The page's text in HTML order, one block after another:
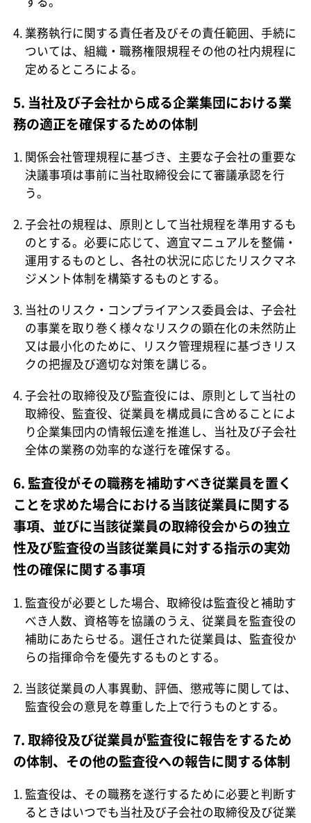
業務執行に関する責任者及びその責任範囲、手続に
ついては、組織・職務権限規程その他の社内規程に
定めるところによる。
5. 当社及び子会社から成る企業集団における業
務の適正を確保するための体制
関係会社管理規程に基づき、主要な子会社の重要な
決議事項は事前に当社取締役会にて審議承認を行
う。
子会社の規程は、原則として当社規程を準用するも
のとする。必要に応じて、適宜マニュアルを整備・
運用するものとし、各社の状況に応じたリスクマネ
ジメント体制を構築するものとする。
当社のリスク・コンプライアンス委員会は、子会社
の事業を取り巻く様々なリスクの顕在化の未然防止
又は最小化のために、リスク管理規程に基づきリス
クの把握及び適切な対策を講じる。
子会社の取締役及び監査役には、原則として当社の
取締役、監査役、従業員を構成員に含めることによ
り企業集団内の情報伝達を推進し、当社及び子会社
全体の業務の効率的な遂行を確保する。
6. 監査役がその職務を補助すべき従業員を置く
ことを求めた場合における当該従業員に関する
事項、並びに当該従業員の取締役会からの独立
性及び監査役の当該従業員に対する指示の実効
性の確保に関する事項
監査役が必要とした場合、取締役は監査役と補助す
べき人数、資格等を協議のうえ、従業員を監査役の
補助にあたらせる。選任された従業員は、監査役か
らの指揮命令を優先するものとする。
当該従業員の人事異動、評価、懲戒等に関しては、
監査役会の意見を尊重した上で行うものとする。
7. 取締役及び従業員が監査役に報告をするため
の体制、その他の監査役への報告に関する体制
監査役は、その職務を遂行するために必要と判断す
るときはいつでも当社及び子会社の取締役及び従業